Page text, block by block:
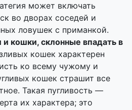
может включать
во дворах соседей и
ловушек с приманкой.
кошки, склонные впадать в
кошек характерен
ко всему чужому и
кошек страшит все
Такая пугливость —
их характера; это